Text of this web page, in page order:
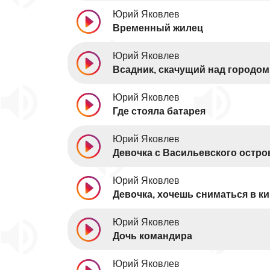
Юрий Яковлев
Временный жилец
Юрий Яковлев
Всадник, скачущий над городом
Юрий Яковлев
Где стояла батарея
Юрий Яковлев
Девочка с Васильевского
Юрий Яковлев
Девочка, хочешь сниматься в
Юрий Яковлев
Дочь командира
Юрий Яковлев